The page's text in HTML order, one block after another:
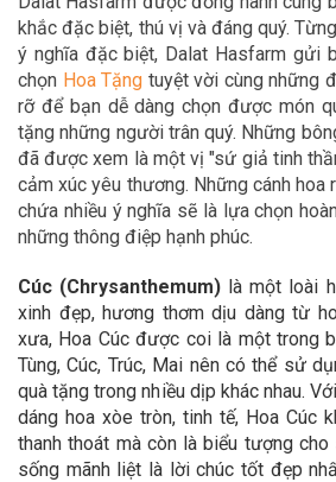
khắc đặc biệt, thú vị và đáng quý.
ý nghĩa đặc biệt, Dalat Hasfarm gửi
chọn Hoa Tặng tuyệt vời cùng những
rỡ để bạn dễ dàng chọn được món
tặng những người trân quý. Những
đã được xem là một vị "sứ giả tinh
cảm xúc yêu thương. Những cánh hoa
chứa nhiều ý nghĩa sẽ là lựa chọn
những thông điệp hạnh phúc.
Cúc (Chrysanthemum) là một loài
xinh đẹp, hương thơm dịu dàng từ
xưa, Hoa Cúc được coi là một trong
Tùng, Cúc, Trúc, Mai nên có thể sử
quà tặng trong nhiều dịp khác nhau.
dáng hoa xòe tròn, tinh tế, Hoa Cúc
thanh thoát mà còn là biểu tượng
sống mãnh liệt là lời chúc tốt đẹp